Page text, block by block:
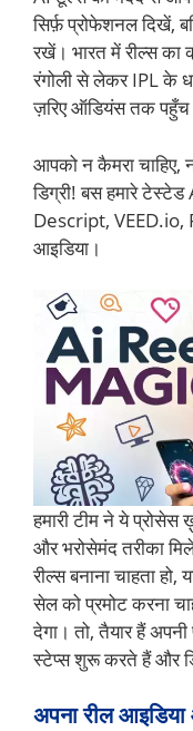
सिर्फ़ प्रोफेशनल दिखें,
रखें। भारत में रील्स का
रंगोली से लेकर IPL के
ज़रिए ऑडियंस तक पहुँच
आपको न कैमरा चाहिए,
डिग्री! बस हमारे
Descript, VEED.io,
आइडिया।
हमारी टीम ने ये
और भरोसेमंद तरीका
रील्स बनाना चाहता
सेल को प्रमोट करना
देगा। तो, तैयार हैं
स्टेप्स शुरू करते हैं और
अपना रील